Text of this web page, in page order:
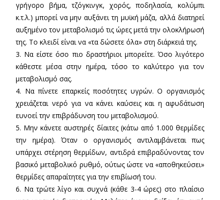
γρήγορο βήμα, τζόγκινγκ, χορός, ποδηλασία, κολύμπι
κ.τ.λ.) μπορεί να μην αυξάνει τη μυϊκή μάζα, αλλά διατηρεί
αυξημένο τον μεταβολισμό τις ώρες μετά την ολοκλήρωσή
της. Το κλειδί είναι να «τα δώσετε όλα» στη διάρκειά της.
3. Να είστε όσο πιο δραστήριοι μπορείτε. Όσο λιγότερο
κάθεστε μέσα στην ημέρα, τόσο το καλύτερο για τον
μεταβολισμό σας.
4. Να πίνετε επαρκείς ποσότητες υγρών. Ο οργανισμός
χρειάζεται νερό για να κάνει καύσεις και η αφυδάτωση
ευνοεί την επιβράδυνση του μεταβολισμού.
5. Μην κάνετε αυστηρές δίαιτες (κάτω από 1.000 θερμίδες
την ημέρα). Όταν ο οργανισμός αντιλαμβάνεται πως
υπάρχει στέρηση θερμίδων, αντιδρά επιβραδύνοντας τον
βασικό μεταβολικό ρυθμό, ούτως ώστε να «αποθηκεύσει»
θερμίδες απαραίτητες για την επιβίωσή του.
6. Να τρώτε λίγο και συχνά (κάθε 3-4 ώρες) στο πλαίσιο